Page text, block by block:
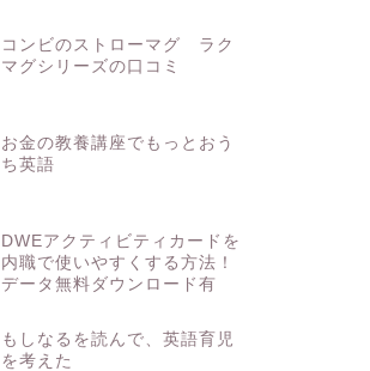
コンビのストローマグ ラク
マグシリーズの口コミ
お金の教養講座でもっとおう
ち英語
DWEアクティビティカードを
内職で使いやすくする方法！
データ無料ダウンロード有
もしなるを読んで、英語育児
を考えた